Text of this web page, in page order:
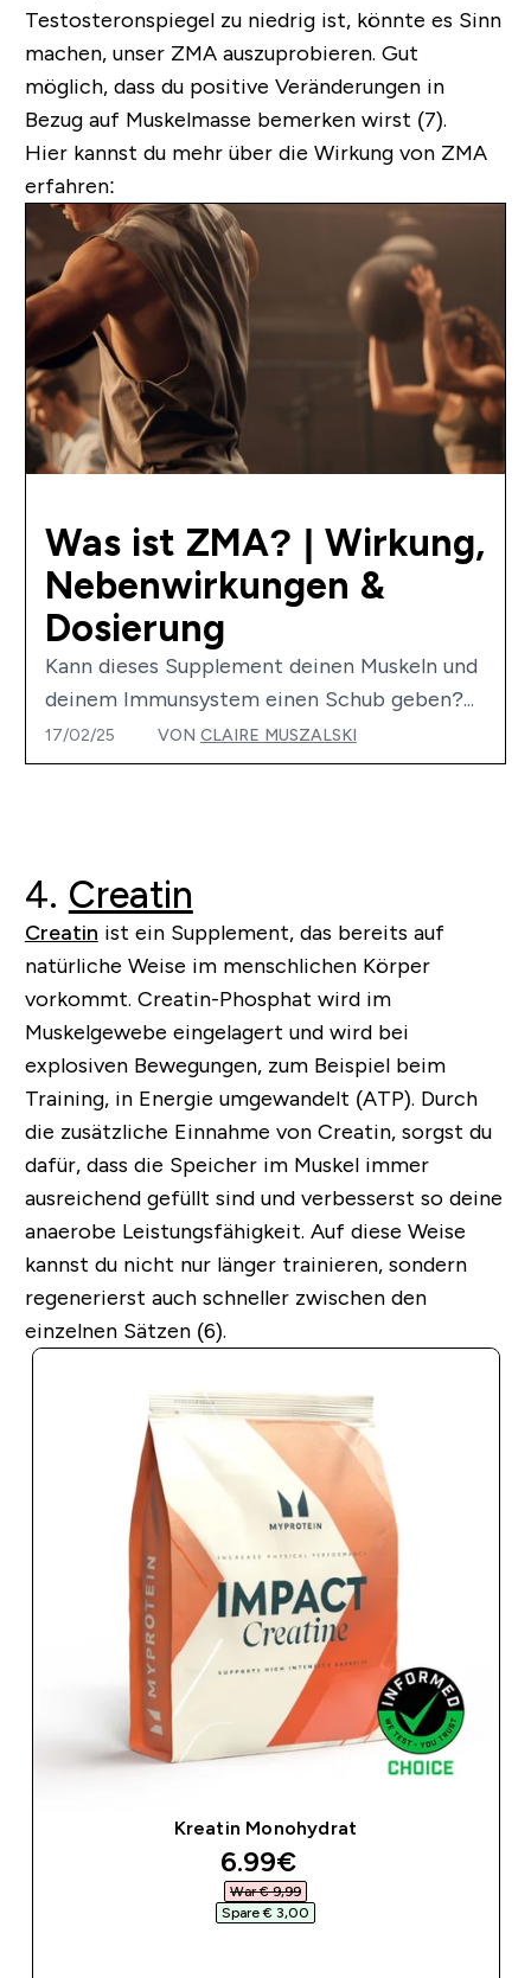
Testosteronspiegel zu niedrig ist, könnte es Sinn
machen, unser ZMA auszuprobieren. Gut
möglich, dass du positive Veränderungen in
Bezug auf Muskelmasse bemerken wirst (7).
Hier kannst du mehr über die Wirkung von ZMA
erfahren:
Was ist ZMA? | Wirkung,
Nebenwirkungen &
Dosierung
Kann dieses Supplement deinen Muskeln und
deinem Immunsystem einen Schub geben?...
17/02/25 VON CLAIRE MUSZALSKI
4. Creatin
Creatin ist ein Supplement, das bereits auf
natürliche Weise im menschlichen Körper
vorkommt. Creatin-Phosphat wird im
Muskelgewebe eingelagert und wird bei
explosiven Bewegungen, zum Beispiel beim
Training, in Energie umgewandelt (ATP). Durch
die zusätzliche Einnahme von Creatin, sorgst du
dafür, dass die Speicher im Muskel immer
ausreichend gefüllt sind und verbesserst so deine
anaerobe Leistungsfähigkeit. Auf diese Weise
kannst du nicht nur länger trainieren, sondern
regenerierst auch schneller zwischen den
einzelnen Sätzen (6).
Kreatin Monohydrat
discounted price
6.99€‎
War € 9,99‎
Spare € 3,00‎